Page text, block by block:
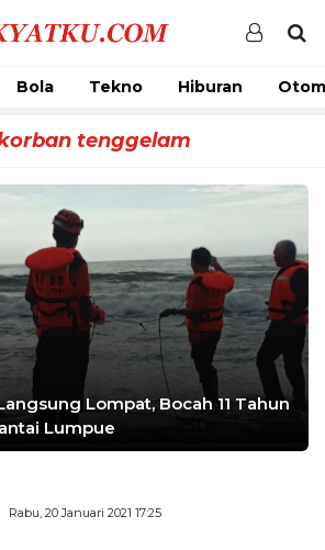
Bola Tekno Hiburan
tenggelam
Lompat, Bocah 11 Tahun
Lumpue
Rabu, 20 Januari 2021 17:25